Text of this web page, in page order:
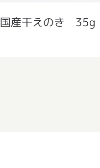
国産干えのき 35g